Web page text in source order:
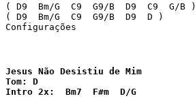
( D9  Bm/G  C9  G9/B  D9  C9  G/B )
( D9  Bm/G  C9  G9/B  D9  D )
Jesus Não Desistiu de Mim
Tom: D
Intro 2x:  Bm7  F#m  D/G